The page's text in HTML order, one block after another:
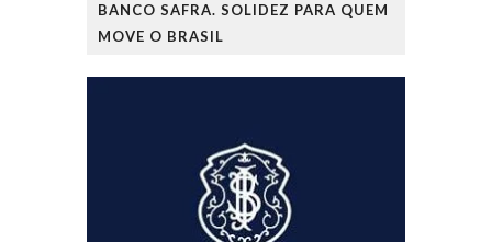
BANCO SAFRA. SOLIDEZ PARA QUEM
MOVE O BRASIL